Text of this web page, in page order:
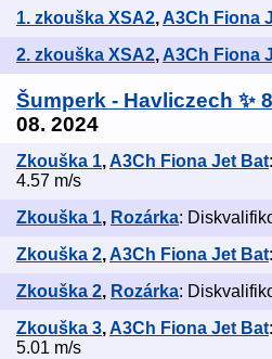
1. zkouška XSA2,A3Ch Fiona
2. zkouška XSA2, A3Ch Fiona
Šumperk - Havliczech ✨
08. 2024
Zkouška 1,A3Ch Fiona Jet Bat
4.57 m/s
Zkouška 1, Rozárka:
Zkouška 2,A3Ch Fiona Jet Bat
Zkouška 2, Rozárka:
Zkouška 3,A3Ch Fiona Jet Bat
5.01 m/s